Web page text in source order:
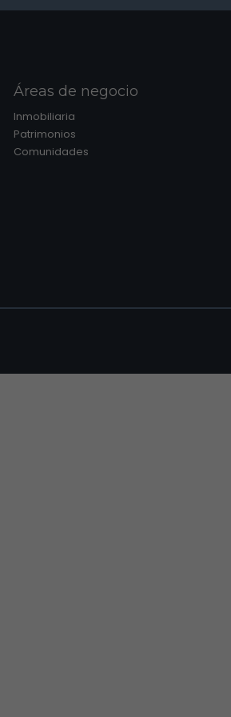
Áreas de negocio
Inmobiliaria
Patrimonios
Comunidades